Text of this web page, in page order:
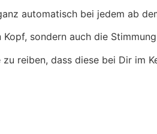
automatisch bei jedem ab
sondern auch die
reiben, dass diese bei Dir im